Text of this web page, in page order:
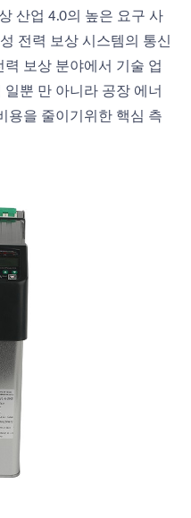
산업 4.0의 높은 요구 사
전력 보상 시스템의 통신
보상 분야에서 기술 업
뿐 만 아니라 공장 에너
용을 줄이기위한 핵심 측